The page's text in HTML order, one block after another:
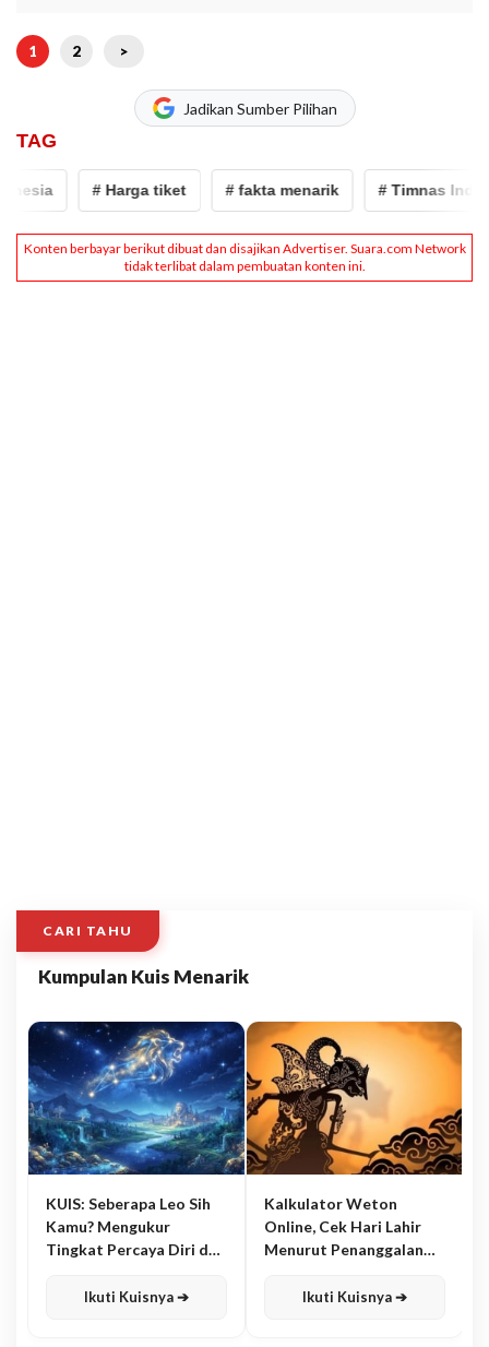
1 2 >
Jadikan Sumber Pilihan
TAG
# Harga tiket # fakta menarik # Timnas
CARI TAHU
Kumpulan Kuis Menarik
KUIS: Seberapa Leo Sih
Kamu? Mengukur
Tingkat Percaya Diri dan
Ikuti Kuisnya ➔
Kalkulator Weton
Online, Cek Hari Lahir
Menurut Penanggalan
Ikuti Kuisnya ➔